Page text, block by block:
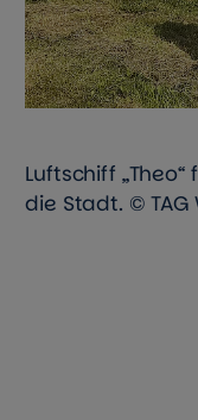
Luftschiff
die Stadt. © TAG